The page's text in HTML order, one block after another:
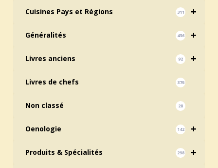
+
Cuisines Pays et Régions 311
+
Généralités 436
+
Livres anciens 92
Livres de chefs 376
Non classé 28
+
Oenologie 142
+
Produits & Spécialités 298